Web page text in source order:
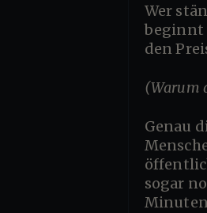
Wer ständig erlebt, dass andere wegen einzelner Aussagen öffentlich an den Pranger gestellt werden,
beginnt
den
Genau diesen Mechanismus beschreibt die sogenannte Schweigespirale bereits seit Jahrzehnten.
sogar